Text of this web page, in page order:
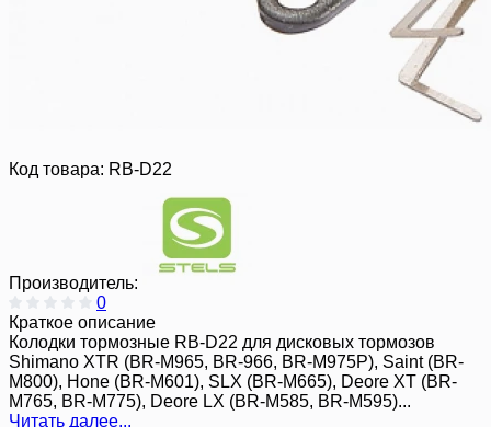
Код товара: RB-D22
Производитель:
0
Краткое описание
Колодки тормозные RB-D22 для дисковых тормозов
Shimano XTR (BR-M965, BR-966, BR-M975P), Saint (BR-
M800), Hone (BR-M601), SLX (BR-M665), Deore XT (BR-
M765, BR-M775), Deore LX (BR-M585, BR-M595)...
Читать далее...